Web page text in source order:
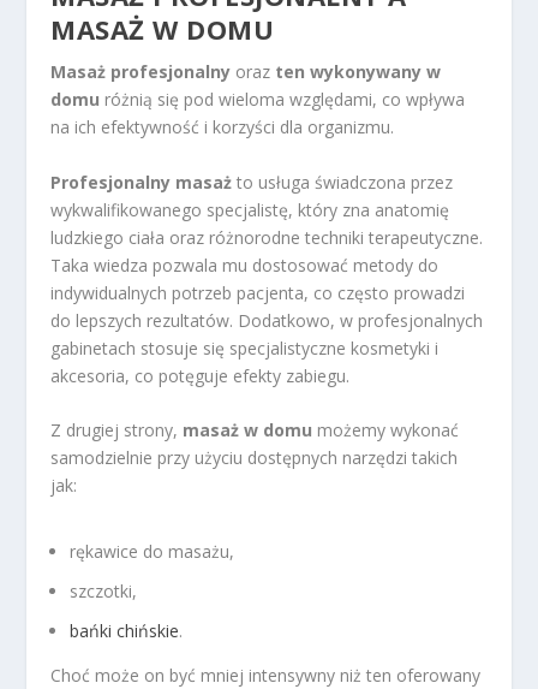
MASAŻ W DOMU
Masaż profesjonalny oraz ten wykonywany w
domu różnią się pod wieloma względami, co wpływa
na ich efektywność i korzyści dla organizmu.
Profesjonalny masaż to usługa świadczona przez
wykwalifikowanego specjalistę, który zna anatomię
ludzkiego ciała oraz różnorodne techniki terapeutyczne.
Taka wiedza pozwala mu dostosować metody do
indywidualnych potrzeb pacjenta, co często prowadzi
do lepszych rezultatów. Dodatkowo, w profesjonalnych
gabinetach stosuje się specjalistyczne kosmetyki i
akcesoria, co potęguje efekty zabiegu.
Z drugiej strony, masaż w domu możemy wykonać
samodzielnie przy użyciu dostępnych narzędzi takich
jak:
rękawice do masażu,
szczotki,
bańki chińskie.
Choć może on być mniej intensywny niż ten oferowany